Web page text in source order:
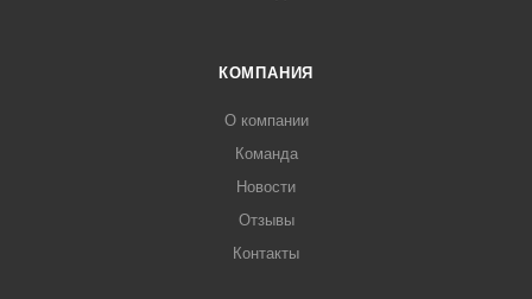
КОМПАНИЯ
О компании
Команда
Новости
Отзывы
Контакты